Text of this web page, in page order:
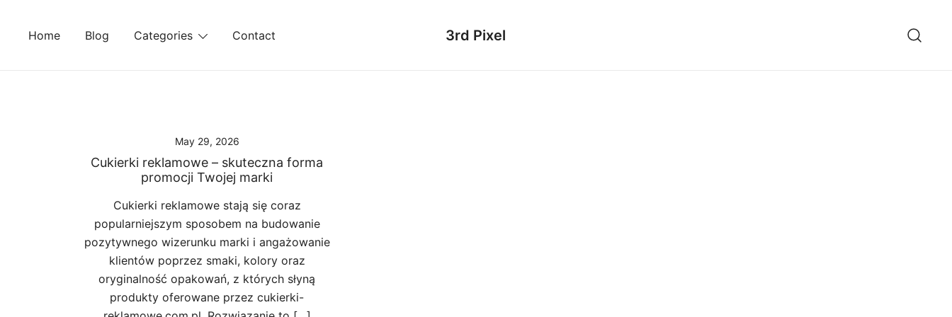
Home Blog Categories Contact 3rd Pixel
May 29, 2026
Cukierki reklamowe – skuteczna forma
promocji Twojej marki
Cukierki reklamowe stają się coraz
popularniejszym sposobem na budowanie
pozytywnego wizerunku marki i angażowanie
klientów poprzez smaki, kolory oraz
oryginalność opakowań, z których słyną
produkty oferowane przez cukierki-